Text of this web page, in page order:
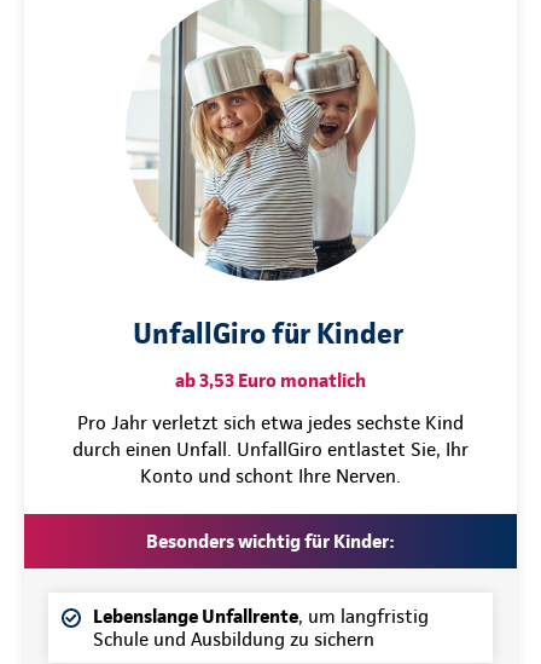
UnfallGiro für Kinder
ab 3,53 Euro monatlich
Pro Jahr verletzt sich etwa jedes sechste Kind
durch einen Unfall. UnfallGiro entlastet Sie, Ihr
Konto und schont Ihre Nerven.
Besonders wichtig für Kinder:
Lebenslange Unfallrente, um langfristig
Schule und Ausbildung zu sichern